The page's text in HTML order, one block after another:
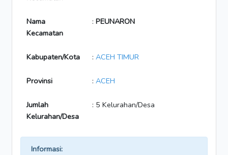
Nama
Kecamatan
: PEUNARON
Kabupaten/Kota : ACEH TIMUR
Provinsi : ACEH
Jumlah
Kelurahan/Desa
: 5 Kelurahan/Desa
Informasi: